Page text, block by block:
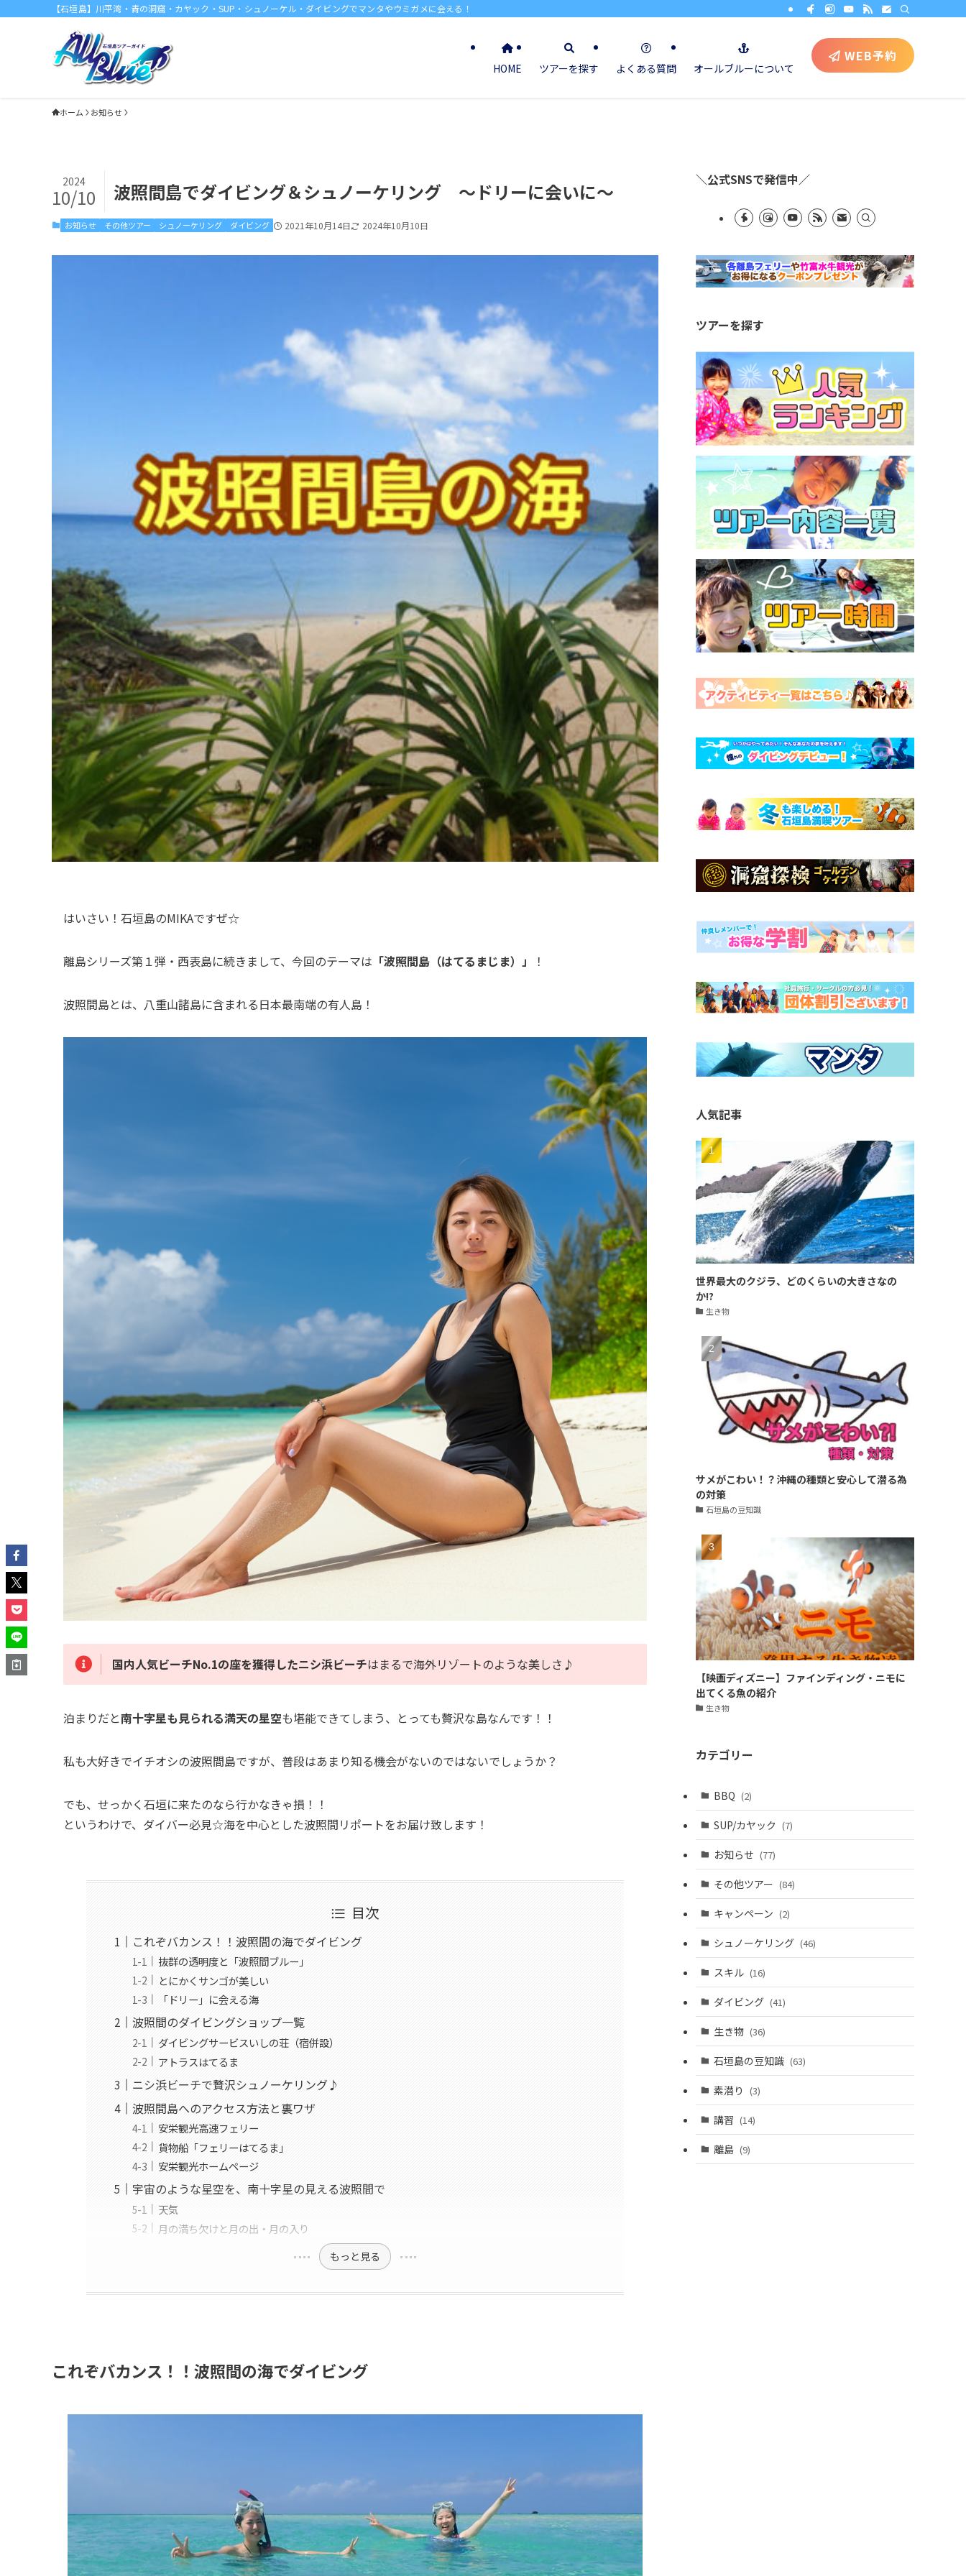
【石垣島】川平湾・青の洞窟・カヤック・SUP・シュノーケル・ダイビングでマンタやウミガメに会える！
HOME ツアーを探す よくある質問 オールブルーについて
WEB予約
ホーム お知らせ
波照間島でダイビング＆シュノーケリング ～ドリーに会いに～
2024
10/10
お知らせ その他ツアー シュノーケリング ダイビング 2021年10月14日 2024年10月10日
はいさい！石垣島のMIKAですぜ☆
離島シリーズ第１弾・西表島に続きまして、今回のテーマは 「波照間島（はてるまじま）」 ！
波照間島とは、八重山諸島に含まれる日本最南端の有人島！
国内人気ビーチNo.1の座を獲得したニシ浜ビーチはまるで海外リゾートのような美しさ♪
泊まりだと南十字星も見られる満天の星空も堪能できてしまう、とっても贅沢な島なんです！！
私も大好きでイチオシの波照間島ですが、普段はあまり知る機会がないのではないでしょうか？
でも、せっかく石垣に来たのなら行かなきゃ損！！
というわけで、ダイバー必見☆海を中心とした波照間リポートをお届け致します！
目次
これぞバカンス！！波照間の海でダイビング
抜群の透明度と「波照間ブルー」
とにかくサンゴが美しい
「ドリー」に会える海
波照間のダイビングショップ一覧
ダイビングサービスいしの荘（宿併設）
アトラスはてるま
ニシ浜ビーチで贅沢シュノーケリング♪
波照間島へのアクセス方法と裏ワザ
安栄観光高速フェリー
貨物船「フェリーはてるま」
安栄観光ホームページ
宇宙のような星空を、南十字星の見える波照間で
天気
月の満ち欠けと月の出・月の入り
もっと見る
これぞバカンス！！波照間の海でダイビング
＼公式SNSで発信中／
ツアーを探す
人気記事
世界最大のクジラ、どのくらいの大きさなの
か!?
生き物
サメがこわい！？沖縄の種類と安心して潜る為
の対策
石垣島の豆知識
【映画ディズニー】ファインディング・ニモに
出てくる魚の紹介
生き物
カテゴリー
BBQ (2)
SUP/カヤック (7)
お知らせ (77)
その他ツアー (84)
キャンペーン (2)
シュノーケリング (46)
スキル (16)
ダイビング (41)
生き物 (36)
石垣島の豆知識 (63)
素潜り (3)
講習 (14)
離島 (9)